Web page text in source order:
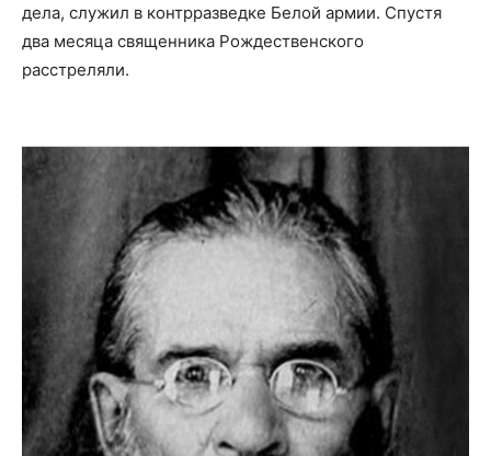
дела, служил в контрразведке Белой армии. Спустя
два месяца священника Рождественского
расстреляли.